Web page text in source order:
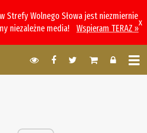
Strefy Wolnego Słowa jest niezmiernie
niezależne media!
Wspieram TERAZ »
x